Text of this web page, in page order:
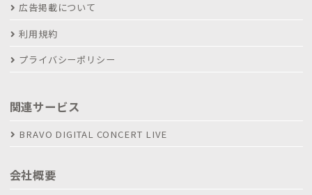
広告掲載について
利用規約
プライバシーポリシー
関連サービス
BRAVO DIGITAL CONCERT LIVE
会社概要